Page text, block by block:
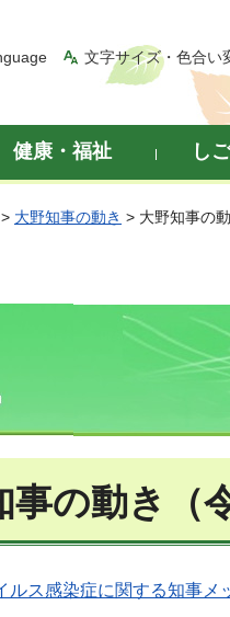
文字サイズ・色合い
健康・福祉 し
> 大野知事の動き > 大野知事の
事の動き（
ルス感染症に関する知事